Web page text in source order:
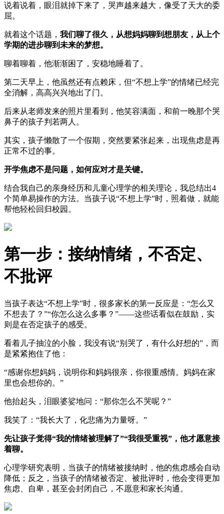
说着说着，眼泪就掉下来了，哭声越来越大，像受了天大的委
屈。
就着这个话题， 我们聊了很久，从想妈妈聊到想朋友，从上个
学期的进步聊到未来的梦想。
聊着聊着，他渐渐困了，安稳地睡着了。
第二天早上，他虽然还有点赖床，但“不想上学”的情绪已经完
全消解，高高兴兴地出了门。
后来从老师发来的照片里看到，他笑容满面，和前一晚那个哭
鼻子的孩子判若两人。
其实，孩子懒散了一个假期，突然要紧张起来，出现焦虑是再
正常不过的事。
开学焦虑不是问题，如何应对才是关键。
结合我自己的亲身经历和儿童心理学的相关理论，我总结出4
个简单易操作的方法。当孩子说“不想上学”时，照着做，就能
帮他轻松回归校园。
第一步：接纳情绪，不否定、
不批评
当孩子表达“不想上学”时，很多家长的第一反应是：“怎么又
不想去了？”“你怎么这么多事？”——这些话看似在鼓励，实
则是在否定孩子的感受。
看着儿子抽泣的小脸，我没有说“别哭了，有什么好想的”，而
是紧紧抱住了他：
“感谢你想妈妈，说明你和妈妈很亲，你很重感情。妈妈在家
里也会想你的。”
他抬起头，泪眼婆娑地问：“那你怎么不哭呢？”
我笑了：“我长大了，化悲痛为力量呀。”
先让孩子觉得“我的情绪被理解了”“我很受重视”，他才愿意接
着聊。
心理学研究表明，当孩子的情绪被接纳时，他的焦虑感会自动
降低；反之，当孩子的情绪被否定、被批评时，他会变得更加
焦虑、自卑，甚至会封闭自己，不愿意和家长沟通。